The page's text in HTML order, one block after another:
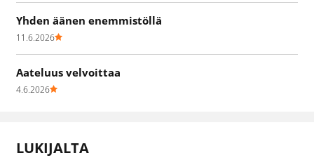
Yhden äänen enemmistöllä
11.6.2026
Aateluus velvoittaa
4.6.2026
LUKIJALTA